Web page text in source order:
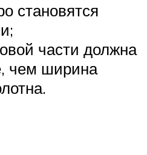
становятся
части должна
чем ширина